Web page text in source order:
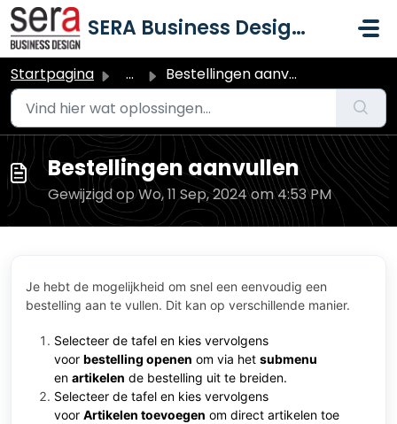
Doorgaan naar hoofdinhoud
SERA Business Design B.V.
Startpagina ... Bestellingen aanvullen
Bestellingen aanvullen
Gewijzigd op Wo, 11 Sep, 2024 om 4:53 PM
Je hebt de mogelijkheid om snel een eenvoudig een
bestelling aan te vullen. Dit kan op verschillende manier.
Selecteer de tafel en kies vervolgens
voor bestelling openen om via het submenu
en artikelen de bestelling uit te breiden.
Selecteer de tafel en kies vervolgens
voor Artikelen toevoegen om direct artikelen toe